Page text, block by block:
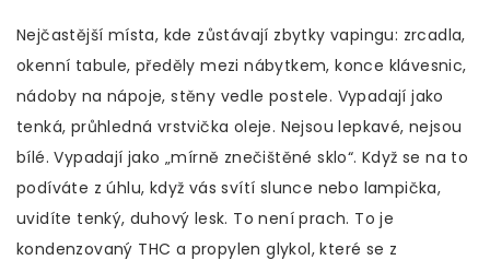
Nejčastější místa, kde zůstávají zbytky vapingu: zrcadla,
okenní tabule, předěly mezi nábytkem, konce klávesnic,
nádoby na nápoje, stěny vedle postele. Vypadají jako
tenká, průhledná vrstvička oleje. Nejsou lepkavé, nejsou
bílé. Vypadají jako „mírně znečištěné sklo“. Když se na to
podíváte z úhlu, když vás svítí slunce nebo lampička,
uvidíte tenký, duhový lesk. To není prach. To je
kondenzovaný THC a propylen glykol, které se z